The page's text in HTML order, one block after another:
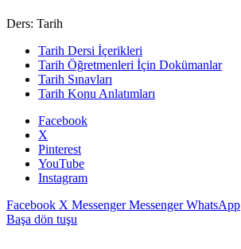
Ders: Tarih
Tarih Dersi İçerikleri
Tarih Öğretmenleri İçin Dokümanlar
Tarih Sınavları
Tarih Konu Anlatımları
Facebook
X
Pinterest
YouTube
Instagram
Facebook X Messenger Messenger WhatsApp
Başa dön tuşu